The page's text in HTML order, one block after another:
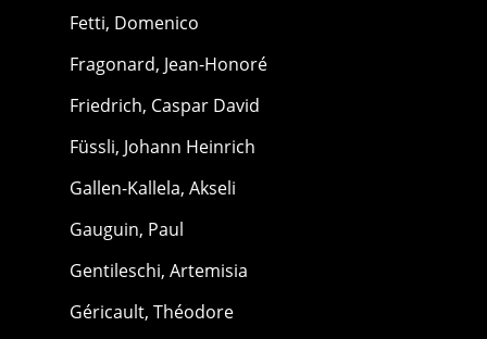
Fetti, Domenico
Fragonard, Jean-Honoré
Friedrich, Caspar David
Füssli, Johann Heinrich
Gallen-Kallela, Akseli
Gauguin, Paul
Gentileschi, Artemisia
Géricault, Théodore